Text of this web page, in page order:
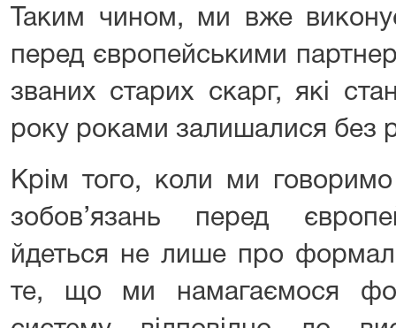
Таким чином, ми вже
перед європейськими
званих старих скарг, які
року роками залишалися без
Крім того, коли ми
зобов’язань перед
йдеться не лише про
те, що ми намагаємося